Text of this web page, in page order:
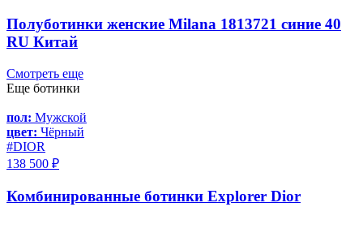
Полуботинки женские Milana 1813721 синие 40
RU Китай
Смотреть еще
Еще ботинки
пол: Мужской
цвет: Чёрный
#DIOR
138 500 ₽
Комбинированные ботинки Explorer Dior